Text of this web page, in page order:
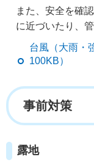
また、安全を確
に近づいたり、
台風（大雨・
100KB）
事前対策
露地